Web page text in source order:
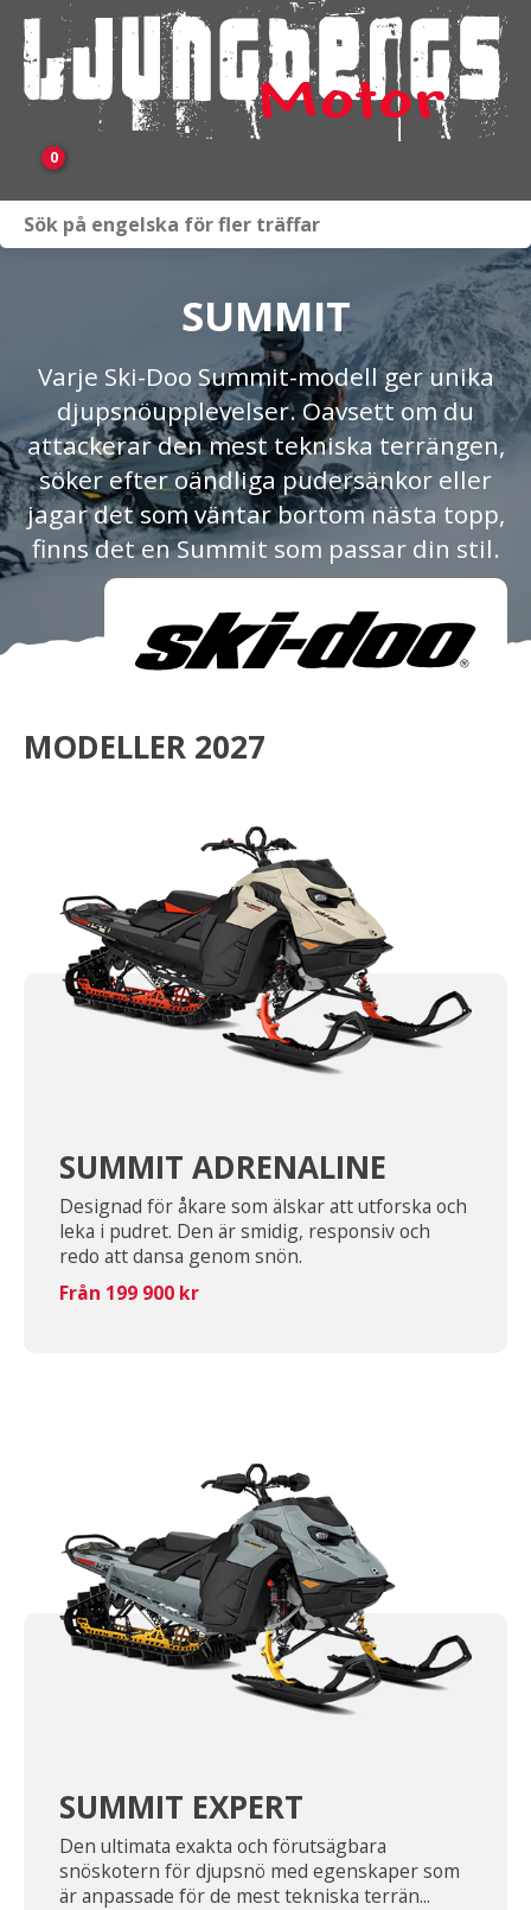
0
Fordon i lager
Verkstad
KAMPANJ
BRP
Släpvagnar & Skylift
Om oss
Förvaring
SUMMIT
Varje Ski-Doo Summit-modell ger unika
djupsnöupplevelser. Oavsett om du
attackerar den mest tekniska terrängen,
söker efter oändliga pudersänkor eller
jagar det som väntar bortom nästa topp,
finns det en Summit som passar din stil.
MODELLER 2027
SUMMIT ADRENALINE
Designad för åkare som älskar att utforska och
leka i pudret. Den är smidig, responsiv och
redo att dansa genom snön.
Från 199 900 kr
SUMMIT EXPERT
Den ultimata exakta och förutsägbara
snöskotern för djupsnö med egenskaper som
är anpassade för de mest tekniska terrän...